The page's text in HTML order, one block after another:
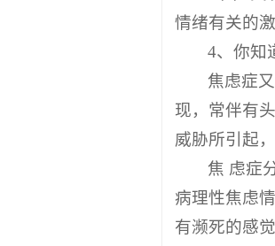
情绪有关的
4、你知
焦虑症
现，常伴有
威胁所引起
焦 虑症
病理性焦虑
有濒死的感